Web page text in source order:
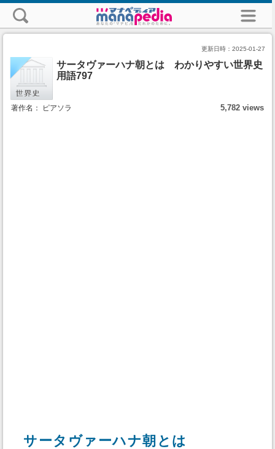
更新日時： 2025-01-27
サータヴァーハナ朝とは わかりやすい世界史
用語797
著作名： ピアソラ 5,782 views
サータヴァーハナ朝とは